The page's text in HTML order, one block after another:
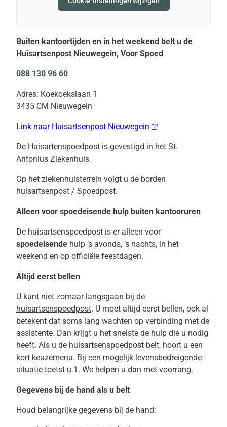
Buiten kantoortijden en in het weekend belt u de
Huisartsenpost Nieuwegein, Voor Spoed
088 130 96 60
Adres: Koekoekslaan 1
3435 CM Nieuwegein
Link naar Huisartsenpost Nieuwegein
De Huisartenspoedpost is gevestigd in het St.
Antonius Ziekenhuis.
Op het ziekenhuisterrein volgt u de borden
huisartsenpost / Spoedpost.
Alleen voor spoedeisende hulp buiten kantooruren
De huisartsenspoedpost is er alleen voor
spoedeisende hulp ’s avonds, ’s nachts, in het
weekend en op officiële feestdagen.
Altijd eerst bellen
U kunt niet zomaar langsgaan bij de
huisartsenspoedpost. U moet altijd eerst bellen, ook al
betekent dat soms lang wachten op verbinding met de
assistente. Dan krijgt u het snelste de hulp die u nodig
heeft. Als u de huisartsenspoedpost belt, hoort u een
kort keuzemenu. Bij een mogelijk levensbedreigende
situatie toetst u 1. We helpen u dan met voorrang.
Gegevens bij de hand als u belt
Houd belangrijke gegevens bij de hand: